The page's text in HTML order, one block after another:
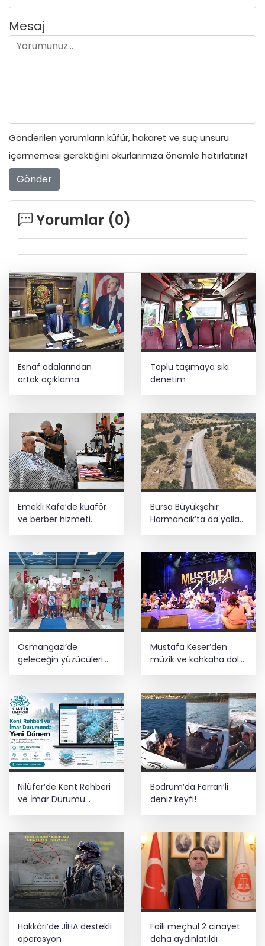
Mesaj
Gönderilen yorumların küfür, hakaret ve suç unsuru
içermemesi gerektiğini okurlarımıza önemle hatırlatırız!
Gönder
Yorumlar (0)
Esnaf odalarından
ortak açıklama
Toplu taşımaya sıkı
denetim
Emekli Kafe’de kuaför
ve berber hizmeti
başladı
Bursa Büyükşehir
Harmancık’ta da yolları
yeniliyor
Osmangazi’de
geleceğin yüzücüleri
Mustafa Keser’den
müzik ve kahkaha dolu
Nilüfer’de Kent Rehberi
ve İmar Durumu
Sorgulama yenilendi
Bodrum’da Ferrari’li
deniz keyfi!
Hakkâri’de JİHA destekli
operasyon
Faili meçhul 2 cinayet
daha aydınlatıldı